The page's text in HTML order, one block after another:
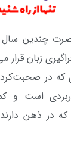
چندین
زبان قرار
است و
که در ذهن